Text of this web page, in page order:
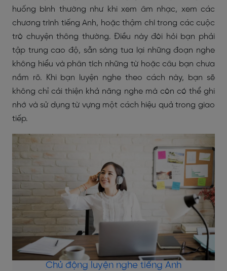
huống bình thường như khi xem âm nhạc, xem các
chương trình tiếng Anh, hoặc thậm chí trong các cuộc
trò chuyện thông thường. Điều này đòi hỏi bạn phải
tập trung cao độ, sẵn sàng tua lại những đoạn nghe
không hiểu và phân tích những từ hoặc câu bạn chưa
nắm rõ. Khi bạn luyện nghe theo cách này, bạn sẽ
không chỉ cải thiện khả năng nghe mà còn có thể ghi
nhớ và sử dụng từ vựng một cách hiệu quả trong giao
tiếp.
Chủ động luyện nghe tiếng Anh